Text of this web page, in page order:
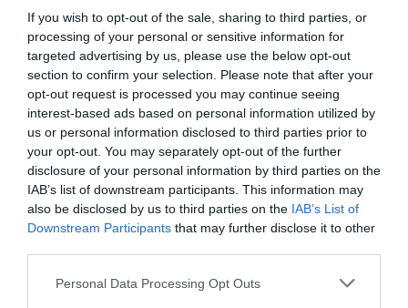
If you wish to opt-out of the sale, sharing to third parties, or
processing of your personal or sensitive information for
targeted advertising by us, please use the below opt-out
section to confirm your selection. Please note that after your
opt-out request is processed you may continue seeing
interest-based ads based on personal information utilized by
us or personal information disclosed to third parties prior to
your opt-out. You may separately opt-out of the further
disclosure of your personal information by third parties on the
IAB’s list of downstream participants. This information may
also be disclosed by us to third parties on the IAB’s List of
Downstream Participants that may further disclose it to other
Personal Data Processing Opt Outs